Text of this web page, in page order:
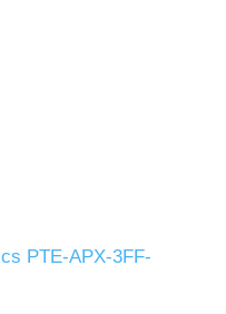
PTE-APX-3FF-